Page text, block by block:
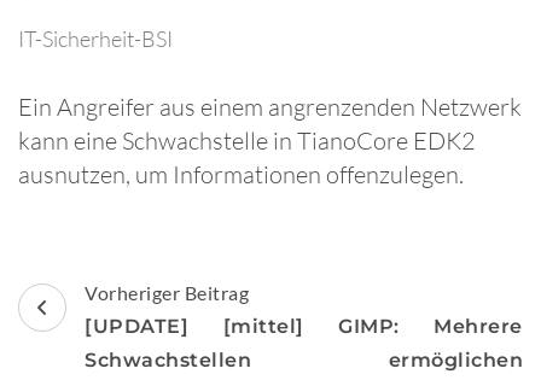
IT-Sicherheit-BSI
Ein Angreifer aus einem angrenzenden Netzwerk
kann eine Schwachstelle in TianoCore EDK2
ausnutzen, um Informationen offenzulegen.
Beitragsnavigation
Vorheriger Beitrag
[UPDATE] [mittel] GIMP: Mehrere
Schwachstellen ermöglichen